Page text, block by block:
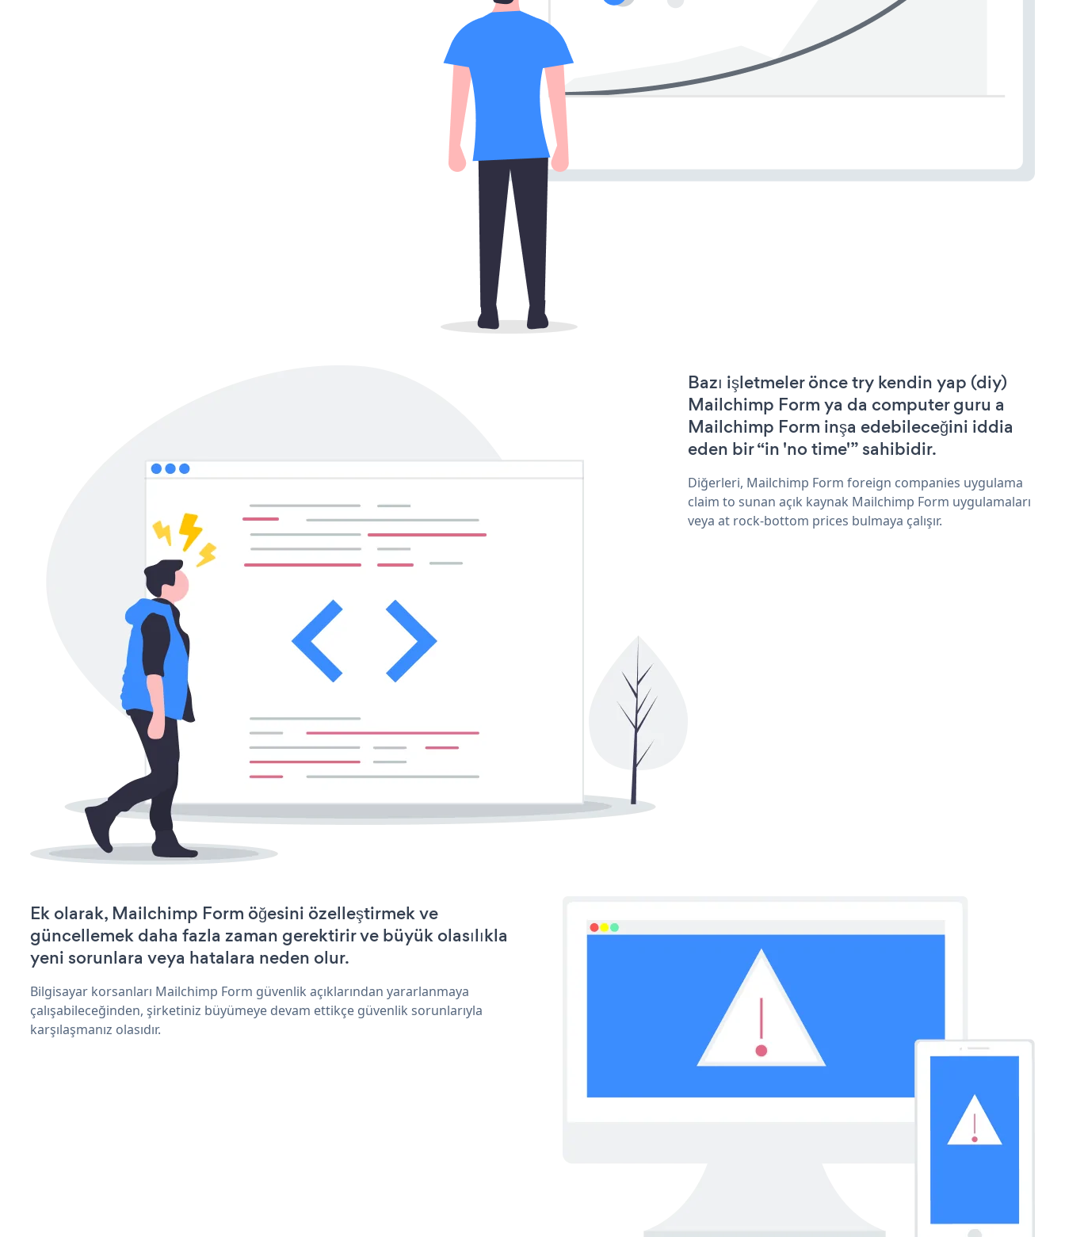
Bazı işletmeler önce try kendin yap (diy)
Mailchimp Form ya da computer guru a
Mailchimp Form inşa edebileceğini iddia
eden bir “in 'no time'” sahibidir.
Diğerleri, Mailchimp Form foreign companies uygulama
claim to sunan açık kaynak Mailchimp Form uygulamaları
veya at rock-bottom prices bulmaya çalışır.
Ek olarak, Mailchimp Form öğesini özelleştirmek ve
güncellemek daha fazla zaman gerektirir ve büyük olasılıkla
yeni sorunlara veya hatalara neden olur.
Bilgisayar korsanları Mailchimp Form güvenlik açıklarından yararlanmaya
çalışabileceğinden, şirketiniz büyümeye devam ettikçe güvenlik sorunlarıyla
karşılaşmanız olasıdır.